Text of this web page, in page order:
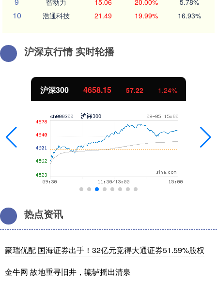
智动力 15.06 20.00% 5.78%
10 浩通科技 21.49 19.99% 16.93%
沪深京行情 实时轮播
沪深300 4658.15 57.22 1.24%
热点资讯
豪瑞优配 国海证券出手！32亿元竞得大通证券51.59%股权
金牛网 故地重寻旧井，辘轳摇出清泉